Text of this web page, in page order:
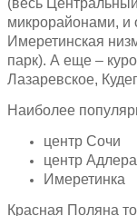
микрорайонами, и
Имеретинская
парк). А еще –
Лазаревское,
Наиболее
центр Сочи
центр Адлера
Имеретинка
Красная Поляна